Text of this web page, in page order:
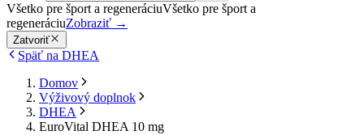
Všetko pre šport a regeneráciuVšetko pre šport a
regeneráciuZobraziť →
Zatvoriť
Späť na DHEA
Domov
Výživový doplnok
DHEA
EuroVital DHEA 10 mg